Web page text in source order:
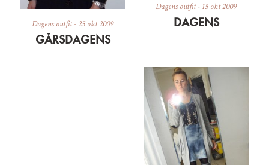
Dagens outfit-25 okt 2009
GÅRSDAGENS
Dagens outfit- 15 okt 2009
DAGENS